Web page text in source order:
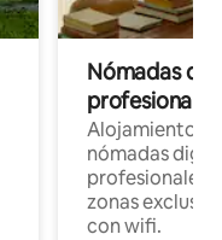
Nómadas
Alojamientos
nómadas
profesionales
zonas
con wifi.